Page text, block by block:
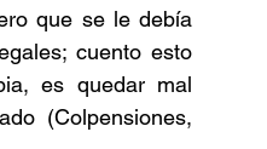
que se le debía
cuento esto
es quedar mal
(Colpensiones,